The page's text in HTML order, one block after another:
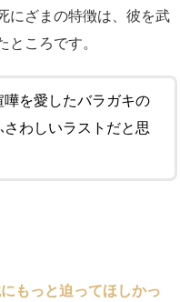
にざまの特徴は、彼を武
ところです。
を愛したバラガキの
さわしいラストだと思
もっと迫ってほしかっ